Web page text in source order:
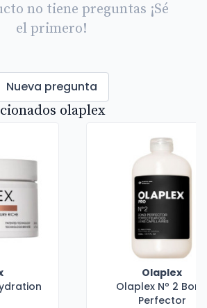
no tiene preguntas ¡Sé
el primero!
Nueva pregunta
olaplex
Olaplex
Olaplex Nº 2
Perfector